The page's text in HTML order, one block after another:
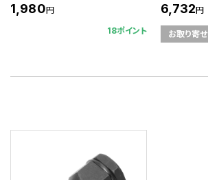
1,980円
18ポイント
6,732円
お取り寄せ